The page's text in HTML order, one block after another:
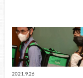
2021.9.26